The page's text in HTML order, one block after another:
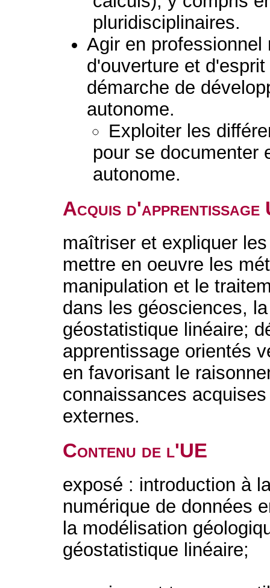
pluridisciplinaires.
Agir en
d'ouverture et
démarche de
autonome.
Exploiter les
pour se documenter
autonome.
Acquis d'apprentissage
maîtriser et expliquer
mettre en oeuvre les
manipulation et le
dans les géosciences,
géostatistique linéaire;
apprentissage orientés
en favorisant le
connaissances
externes.
Contenu de l'UE
exposé : introduction à
numérique de données
la modélisation
géostatistique linéaire;